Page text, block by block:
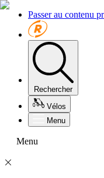
Passer au contenu
Rechercher
Vélos
Menu
Menu